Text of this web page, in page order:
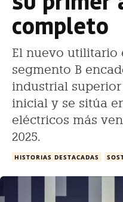
completo
El nuevo utilitario
segmento B
industrial
inicial y se sitúa
eléctricos más
2025.
HISTORIAS DESTACADAS